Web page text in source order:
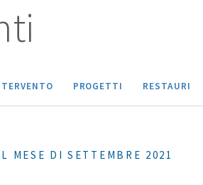
PROGETTI RESTAURI
MESE DI SETTEMBRE 2021